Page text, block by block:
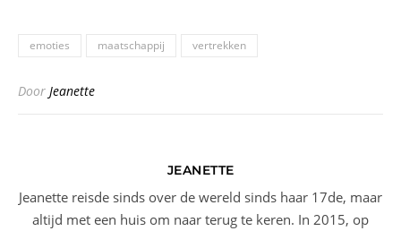
emoties maatschappij vertrekken
Door Jeanette
JEANETTE
Jeanette reisde sinds over de wereld sinds haar 17de, maar
altijd met een huis om naar terug te keren. In 2015, op